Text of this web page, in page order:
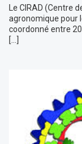
Le CIRAD (Centre
agronomique pour
coordonné entre
[…]